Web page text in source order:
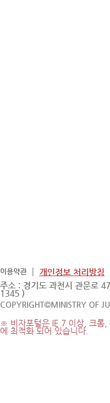
이용약관 개인정보 처리방침
주소 : 경기도 과천시 관문로
1345 )
COPYRIGHT©MINISTRY OF
※ 비자포털은 IE 7 이상, 크롬
에 최적화 되어 있습니다.